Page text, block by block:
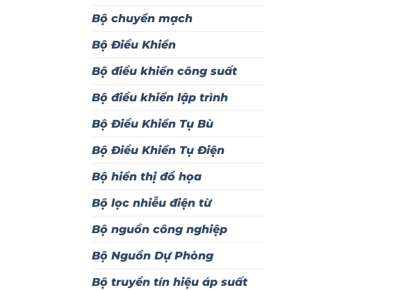
Bộ chuyển mạch
Bộ Điều Khiển
Bộ điều khiển công suất
Bộ điều khiển lập trình
Bộ Điều Khiển Tụ Bù
Bộ Điều Khiển Tụ Điện
Bộ hiển thị đồ họa
Bộ lọc nhiễu điện từ
Bộ nguồn công nghiệp
Bộ Nguồn Dự Phòng
Bộ truyền tín hiệu áp suất